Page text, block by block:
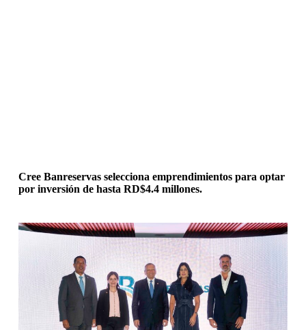
Cree Banreservas selecciona emprendimientos para optar
por inversión de hasta RD$4.4 millones.